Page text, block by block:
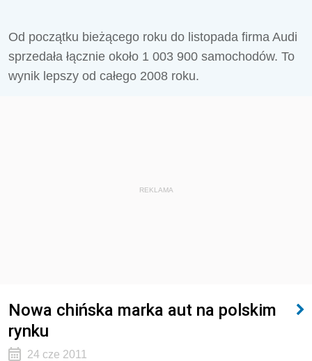
Od początku bieżącego roku do listopada firma Audi
sprzedała łącznie około 1 003 900 samochodów. To
wynik lepszy od całego 2008 roku.
REKLAMA
Nowa chińska marka aut na polskim
rynku
24 cze 2011